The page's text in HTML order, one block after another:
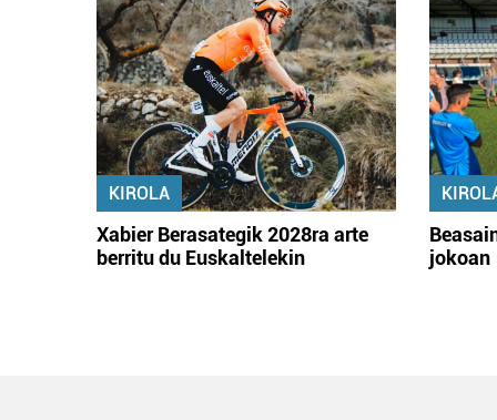
KIROLA
Xabier Berasategik 2028ra arte
berritu du Euskaltelekin
jokoan